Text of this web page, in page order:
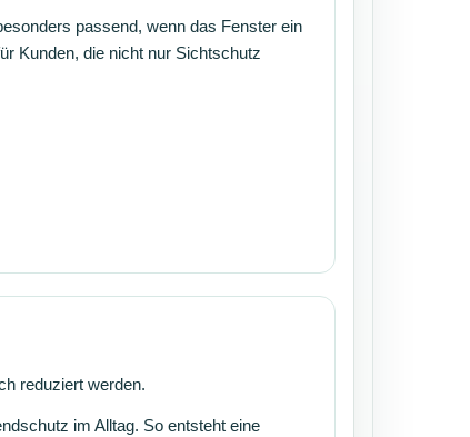
passend, wenn das Fenster ein
Kunden, die nicht nur Sichtschutz
reduziert werden.
im Alltag. So entsteht eine